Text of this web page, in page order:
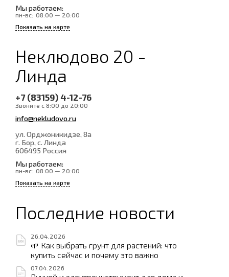
Мы работаем:
пн-вс: 08:00 — 20:00
Показать на карте
Неклюдово 20 -
Линда
+7 (83159) 4-12-76
Звоните с 8:00 до 20:00
info@nekludovo.ru
ул. Орджоникидзе, 8а
г. Бор, с. Линда
606495 Россия
Мы работаем:
пн-вс: 08:00 — 20:00
Показать на карте
Последние новости
26.04.2026
🌱 Как выбрать грунт для растений: что
купить сейчас и почему это важно
07.04.2026